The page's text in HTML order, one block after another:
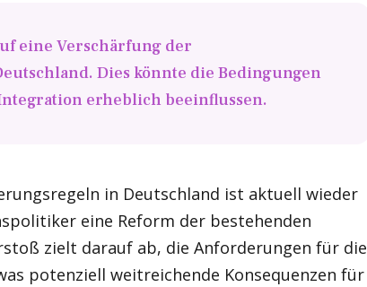
eine Verschärfung der
Dies könnte die Bedingungen
erheblich beeinflussen.
in Deutschland ist aktuell wieder
eine Reform der bestehenden
zielt darauf ab, die Anforderungen für die
potenziell weitreichende Konsequenzen für